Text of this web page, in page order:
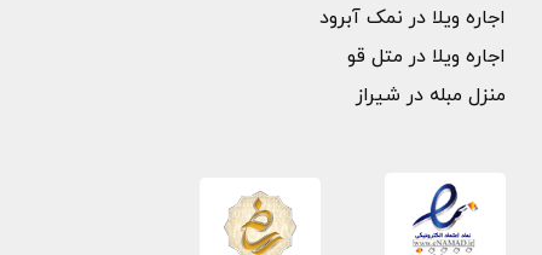
اجاره ویلا در نمک آبرود
اجاره ویلا در متل قو
منزل مبله در شیراز